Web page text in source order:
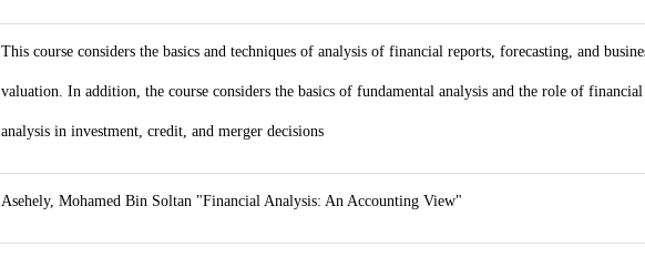
This course considers the basics and techniques of analysis of financial reports, forecasting, and
valuation. In addition, the course considers the basics of fundamental analysis and the role of financial
analysis in investment, credit, and merger decisions
Asehely, Mohamed Bin Soltan "Financial Analysis: An Accounting View"